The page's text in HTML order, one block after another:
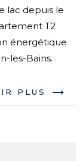
lac depuis le
T2
énergétique
les-Bains.
PLUS